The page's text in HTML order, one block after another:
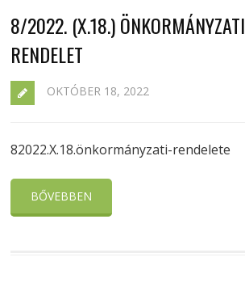
8/2022. (X.18.) ÖNKORMÁNYZATI
RENDELET
OKTÓBER 18, 2022
82022.X.18.önkormányzati-rendelete
BŐVEBBEN